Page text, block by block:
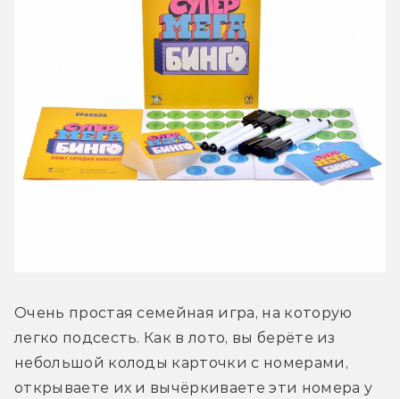
Очень простая семейная игра, на которую
легко подсесть. Как в лото, вы берёте из
небольшой колоды карточки с номерами,
открываете их и вычёркиваете эти номера у